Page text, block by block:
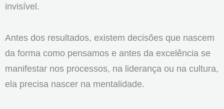
invisível.
Antes dos resultados, existem decisões que nascem
da forma como pensamos e antes da excelência se
manifestar nos processos, na liderança ou na cultura,
ela precisa nascer na mentalidade.